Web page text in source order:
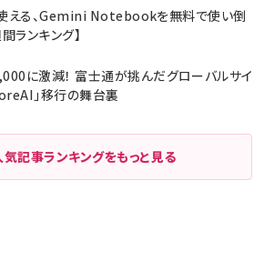
える、Gemini Notebookを無料で使い倒
ランキング】
に激減！ 富士通が挑んだグローバルサイ
」移行の舞台裏
気記事ランキングをもっと見る